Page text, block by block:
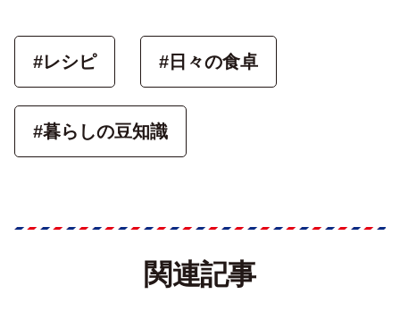
#レシピ #日々の食卓
#暮らしの豆知識
関連記事